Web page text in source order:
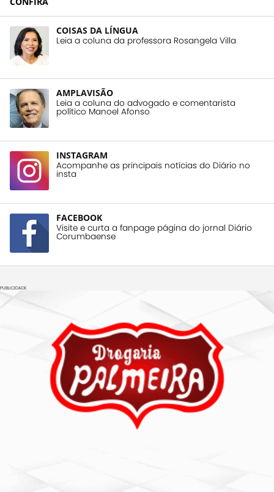
COISAS DA LÍNGUA
Leia a coluna da professora Rosangela Villa
AMPLAVISÃO
Leia a coluna do advogado e comentarista
político Manoel Afonso
INSTAGRAM
Acompanhe as principais notícias do Diário no
insta
FACEBOOK
Visite e curta a fanpage página do jornal Diário
Corumbaense
PUBLICIDADE